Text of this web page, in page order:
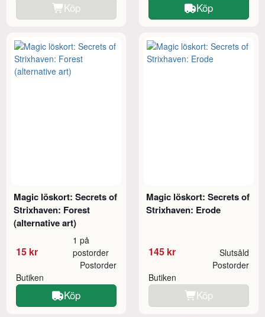
Köp Köp
Magic löskort: Secrets of
Strixhaven: Forest
(alternative art)
15 kr
1 på
postorder
Butiken
Postorder
Köp
Magic löskort: Secrets of
Strixhaven: Erode
145 kr Slutsåld
Butiken
Postorder
Köp